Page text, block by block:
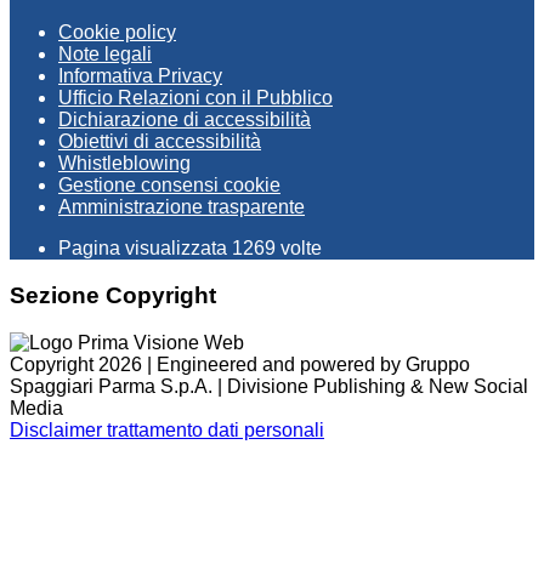
Cookie policy
Note legali
Informativa Privacy
Ufficio Relazioni con il Pubblico
Dichiarazione di accessibilità
Obiettivi di accessibilità
Whistleblowing
Gestione consensi cookie
Amministrazione trasparente
Pagina visualizzata 1269 volte
Sezione Copyright
Copyright 2026 | Engineered and powered by Gruppo
Spaggiari Parma S.p.A. | Divisione Publishing & New Social
Media
Disclaimer trattamento dati personali